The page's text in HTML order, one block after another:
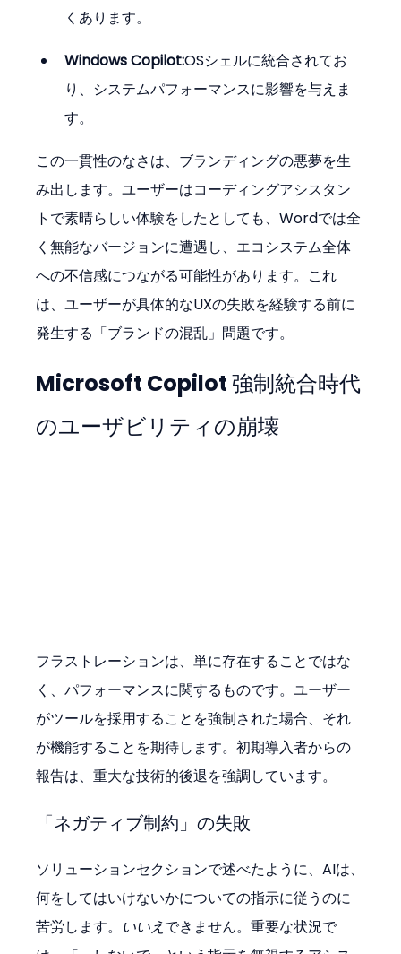
くあります。
Windows Copilot:OSシェルに統合されてお
り、システムパフォーマンスに影響を与えま
す。
この一貫性のなさは、ブランディングの悪夢を生
み出します。ユーザーはコーディングアシスタン
トで素晴らしい体験をしたとしても、Wordでは全
く無能なバージョンに遭遇し、エコシステム全体
への不信感につながる可能性があります。これ
は、ユーザーが具体的なUXの失敗を経験する前に
発生する「ブランドの混乱」問題です。
Microsoft Copilot 強制統合時代
のユーザビリティの崩壊
フラストレーションは、単に存在することではな
く、パフォーマンスに関するものです。ユーザー
がツールを採用することを強制された場合、それ
が機能することを期待します。初期導入者からの
報告は、重大な技術的後退を強調しています。
「ネガティブ制約」の失敗
ソリューションセクションで述べたように、AIは、
何をしてはいけないかについての指示に従うのに
苦労します。 いいえできません。重要な状況で